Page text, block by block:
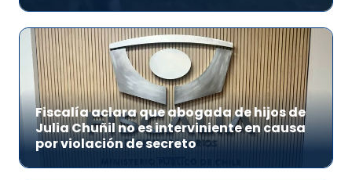
Fiscalía aclara que abogada de hijos de
Julia Chuñil no es interviniente en causa
por violación de secreto